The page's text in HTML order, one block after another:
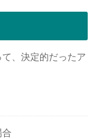
、決定的だったア
合